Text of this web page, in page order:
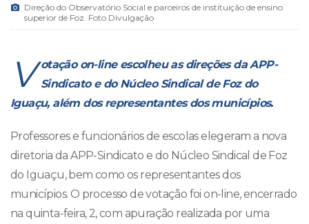
Direção do Observatório Social e parceiros de instituição de ensino
superior de Foz. Foto Divulgação
Votação on-line escolheu as direções da APP-
Sindicato e do Núcleo Sindical de Foz do
Iguaçu, além dos representantes dos municípios.
Professores e funcionários de escolas elegeram a nova
diretoria da APP-Sindicato e do Núcleo Sindical de Foz
do Iguaçu, bem como os representantes dos
municípios. O processo de votação foi on-line, encerrado
na quinta-feira, 2, com apuração realizada por uma